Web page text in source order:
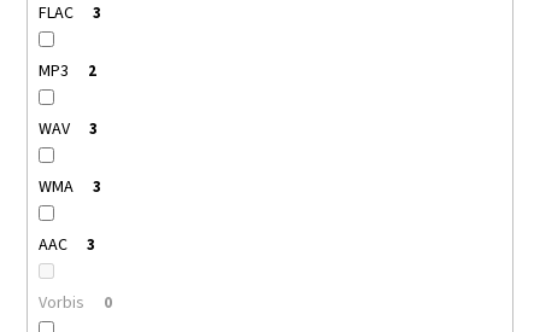
FLAC 3
MP3 2
WAV 3
WMA 3
AAC 3
Vorbis 0